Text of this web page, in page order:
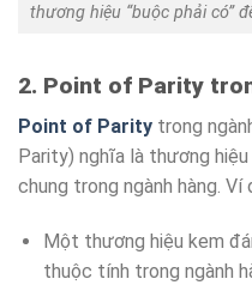
thương hiệu “buộc phải có”
2. Point of Parity
Point of Parity trong
Parity) nghĩa là thương
chung trong ngành hàng. Ví
Một thương hiệu kem
thuộc tính trong ngành